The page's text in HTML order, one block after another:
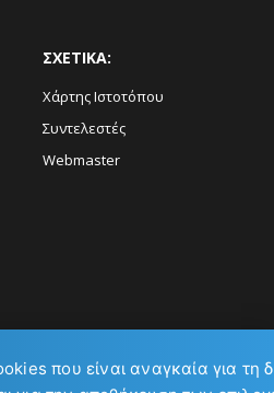
ΣΧΕΤΙΚΑ:
Χάρτης Ιστοτόπου
Συντελεστές
Webmaster
που είναι αναγκαία για τη